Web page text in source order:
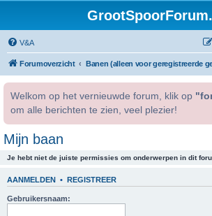
V&A
Forumoverzicht Banen (alleen voor geregistreerde
Welkom op het vernieuwde forum, klik op
om alle berichten te zien, veel plezier!
Mijn baan
Je hebt niet de juiste permissies om onderwerpen in dit
AANMELDEN • REGISTREER
Gebruikersnaam: